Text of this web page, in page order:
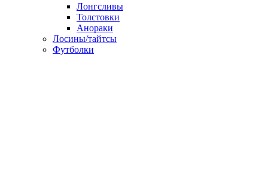
Лонгсливы
Толстовки
Анораки
Лосины/тайтсы
Футболки